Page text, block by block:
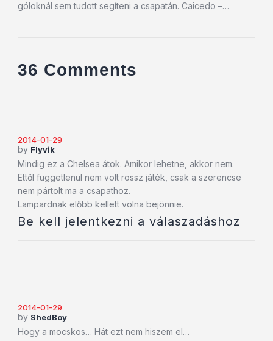
góloknál sem tudott segíteni a csapatán. Caicedo –…
36 Comments
2014-01-29
by Flyvik
Mindig ez a Chelsea átok. Amikor lehetne, akkor nem.
Ettől függetlenül nem volt rossz játék, csak a szerencse
nem pártolt ma a csapathoz.
Lampardnak előbb kellett volna bejönnie.
Be kell jelentkezni a válaszadáshoz
2014-01-29
by ShedBoy
Hogy a mocskos… Hát ezt nem hiszem el…